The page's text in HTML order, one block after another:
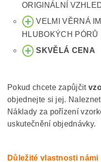
ORIGINÁLNÍ
VELMI VĚRNÁ
HLUBOKÝCH PÓRŮ
SKVĚLÁ CENA
Pokud chcete zapůjčit
objednejte si jej.
Náklady za pořízení
uskutečnění objednávky.
Důležité vlastnosti